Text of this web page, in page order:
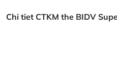
Chi tiet CTKM the BIDV